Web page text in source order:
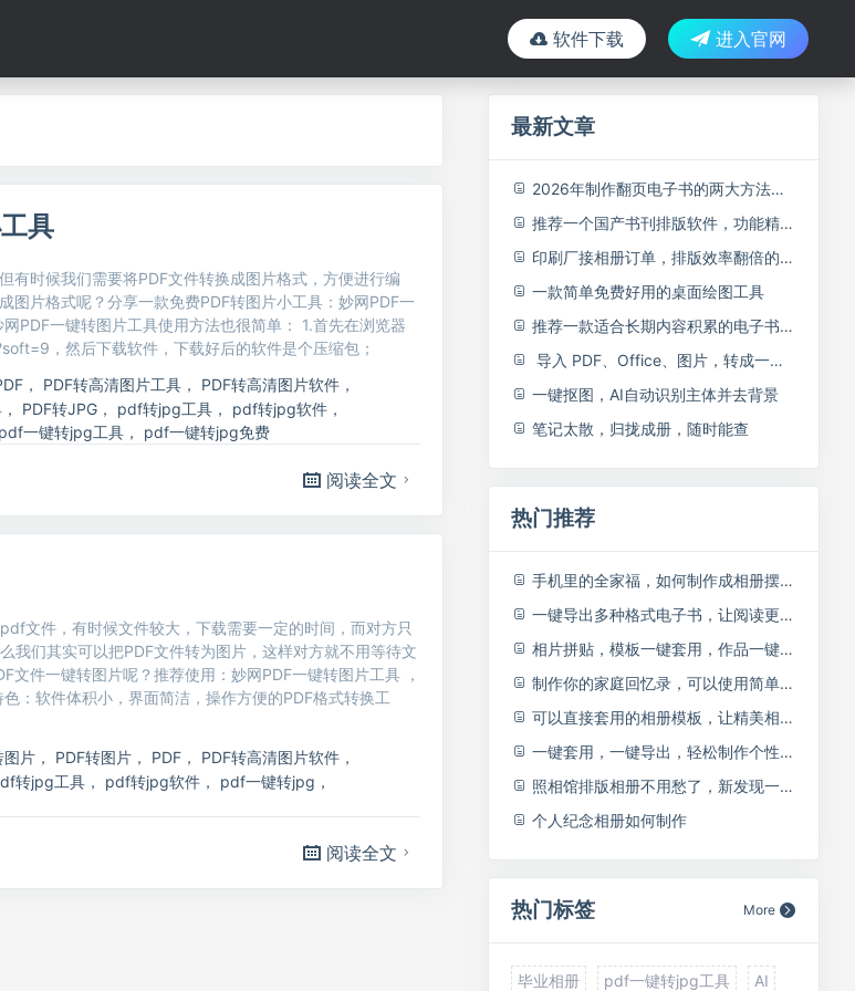
软件下载 进入官网
具
有时候我们需要将PDF文件转换成图片格式，方便进行编
图片格式呢？分享一款免费PDF转图片小工具：妙网PDF一
PDF一键转图片工具使用方法也很简单： 1.首先在浏览器
，然后下载软件，下载好后的软件是个压缩包；
， PDF转高清图片工具 ， PDF转高清图片软件 ，
， PDF转JPG ， pdf转jpg工具 ， pdf转jpg软件 ，
pdf一键转jpg工具 ， pdf一键转jpg免费
阅读全文
文件，有时候文件较大，下载需要一定的时间，而对方只
我们其实可以把PDF文件转为图片，这样对方就不用等待文
文件一键转图片呢？推荐使用：妙网PDF一键转图片工具 ，
：软件体积小，界面简洁，操作方便的PDF格式转换工
图片 ， PDF转图片 ， PDF ， PDF转高清图片软件 ，
转jpg工具 ， pdf转jpg软件 ， pdf一键转jpg ，
阅读全文
最新文章
2026年制作翻页电子书的两大方法推荐
推荐一个国产书刊排版软件，功能精简，操作顺手
印刷厂接相册订单，排版效率翻倍的拼版工具
一款简单免费好用的桌面绘图工具
推荐一款适合长期内容积累的电子书制作软件
导入 PDF、Office、图片，转成一本可翻页的 3D 电子书
一键抠图，AI自动识别主体并去背景
笔记太散，归拢成册，随时能查
热门推荐
手机里的全家福，如何制作成相册摆到桌面上来？快来试试吧
一键导出多种格式电子书，让阅读更方便
相片拼贴，模板一键套用，作品一键导出，快速制作高品质相册
制作你的家庭回忆录，可以使用简单易用的相册拼版软件一键完成！
可以直接套用的相册模板，让精美相册制作变得更轻松！
一键套用，一键导出，轻松制作个性化相册，展示您的风采
照相馆排版相册不用愁了，新发现一款性价比很高的相册拼版软件，千余套相册模板可供选择！
个人纪念相册如何制作
热门标签 More
毕业相册 pdf一键转jpg工具 AI